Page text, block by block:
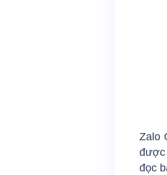
Zalo
được
đọc